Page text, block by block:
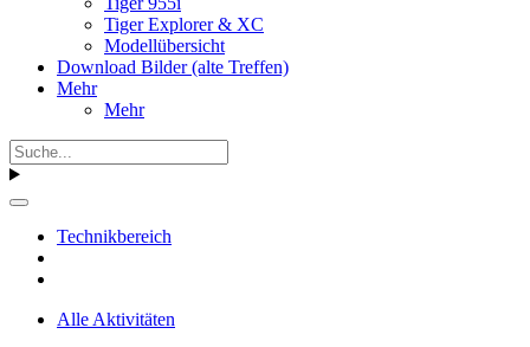
Tiger Explorer & XC
Modellübersicht
Download Bilder (alte Treffen)
Mehr
Mehr
Technikbereich
Alle Aktivitäten